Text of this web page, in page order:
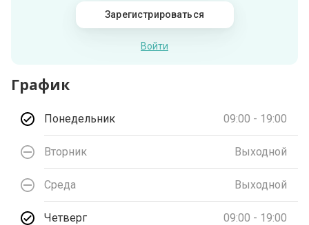
Зарегистрироваться
Войти
График
Понедельник 09:00 - 19:00
Вторник Выходной
Среда Выходной
Четверг 09:00 - 19:00